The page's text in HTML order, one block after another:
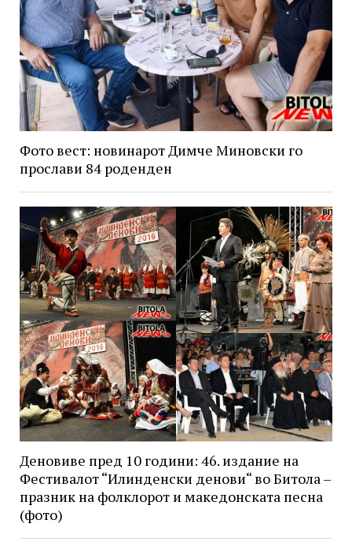
Фото вест: новинарот Димче Миновски го
прослави 84 роденден
Деновиве пред 10 години: 46. издание на
Фестивалот “Илинденски денови“ во Битола –
празник на фолклорот и македонската песна
(фото)